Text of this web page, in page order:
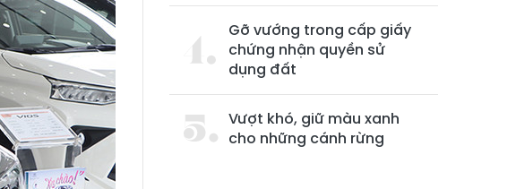
Gỡ vướng trong cấp giấy
chứng nhận quyền sử
dụng đất
Vượt khó, giữ màu xanh
cho những cánh rừng